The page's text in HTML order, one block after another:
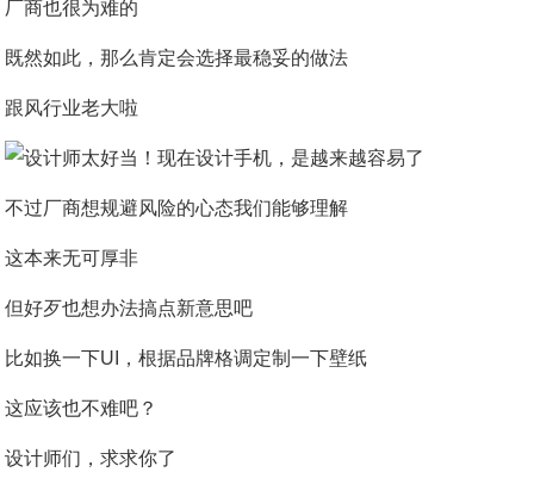
厂商也很为难的
既然如此，那么肯定会选择最稳妥的做法
跟风行业老大啦
不过厂商想规避风险的心态我们能够理解
这本来无可厚非
但好歹也想办法搞点新意思吧
比如换一下UI，根据品牌格调定制一下壁纸
这应该也不难吧？
设计师们，求求你了